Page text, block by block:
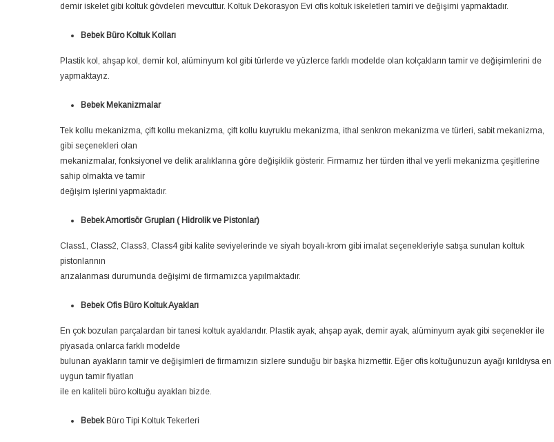
demir iskelet gibi koltuk gövdeleri mevcuttur. Koltuk Dekorasyon Evi ofis koltuk iskeletleri tamiri ve değişimi yapmaktadır.
Bebek Büro Koltuk Kolları
Plastik kol, ahşap kol, demir kol, alüminyum kol gibi türlerde ve yüzlerce farklı modelde olan kolçakların tamir ve değişimlerini de
yapmaktayız.
Bebek Mekanizmalar
Tek kollu mekanizma, çift kollu mekanizma, çift kollu kuyruklu mekanizma, ithal senkron mekanizma ve türleri, sabit mekanizma,
gibi seçenekleri olan
mekanizmalar, fonksiyonel ve delik aralıklarına göre değişiklik gösterir. Firmamız her türden ithal ve yerli mekanizma çeşitlerine
sahip olmakta ve tamir
değişim işlerini yapmaktadır.
Bebek Amortisör Grupları ( Hidrolik ve Pistonlar)
Class1, Class2, Class3, Class4 gibi kalite seviyelerinde ve siyah boyalı-krom gibi imalat seçenekleriyle satışa sunulan koltuk
pistonlarının
arızalanması durumunda değişimi de firmamızca yapılmaktadır.
Bebek Ofis Büro Koltuk Ayakları
En çok bozulan parçalardan bir tanesi koltuk ayaklarıdır. Plastik ayak, ahşap ayak, demir ayak, alüminyum ayak gibi seçenekler ile
piyasada onlarca farklı modelde
bulunan ayakların tamir ve değişimleri de firmamızın sizlere sunduğu bir başka hizmettir. Eğer ofis koltuğunuzun ayağı kırıldıysa en
uygun tamir fiyatları
ile en kaliteli büro koltuğu ayakları bizde.
Bebek Büro Tipi Koltuk Tekerleri